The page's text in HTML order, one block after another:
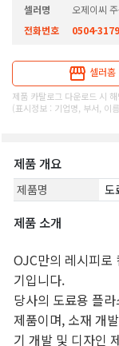
셀러명
오제이씨
전화번호
0504-
셀러홈
제품 카탈로그 다운로드 시
(표시정보 : 기업명, 부서, 이
제품 개요
제품명 도
제품 소개